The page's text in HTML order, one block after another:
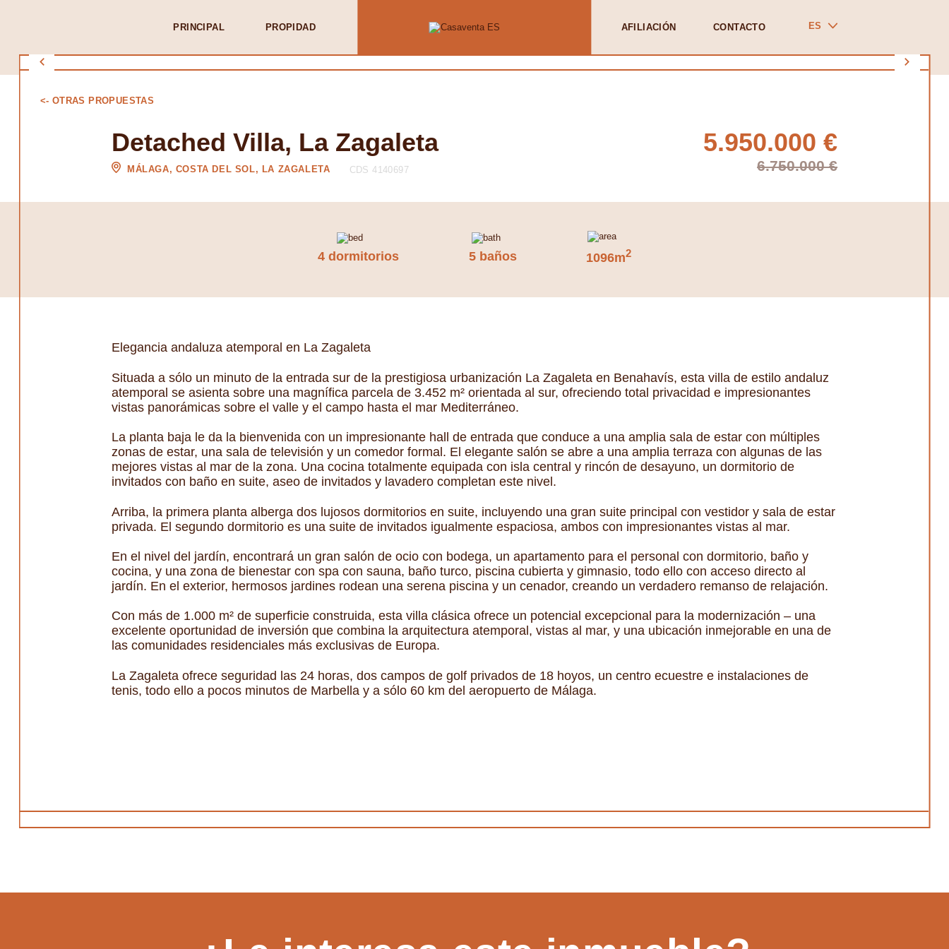
PRINCIPAL PROPIDAD AFILIACIÓN CONTACTO ES
<- OTRAS PROPUESTAS
Detached Villa, La Zagaleta
MÁLAGA, COSTA DEL SOL, LA ZAGALETA CDS 4140697
5.950.000 €
6.750.000 €
4 dormitorios 5 baños 1096m2
Elegancia andaluza atemporal en La Zagaleta
Situada a sólo un minuto de la entrada sur de la prestigiosa urbanización La Zagaleta en Benahavís, esta villa de estilo andaluz
atemporal se asienta sobre una magnífica parcela de 3.452 m² orientada al sur, ofreciendo total privacidad e impresionantes
vistas panorámicas sobre el valle y el campo hasta el mar Mediterráneo.
La planta baja le da la bienvenida con un impresionante hall de entrada que conduce a una amplia sala de estar con múltiples
zonas de estar, una sala de televisión y un comedor formal. El elegante salón se abre a una amplia terraza con algunas de las
mejores vistas al mar de la zona. Una cocina totalmente equipada con isla central y rincón de desayuno, un dormitorio de
invitados con baño en suite, aseo de invitados y lavadero completan este nivel.
Arriba, la primera planta alberga dos lujosos dormitorios en suite, incluyendo una gran suite principal con vestidor y sala de estar
privada. El segundo dormitorio es una suite de invitados igualmente espaciosa, ambos con impresionantes vistas al mar.
En el nivel del jardín, encontrará un gran salón de ocio con bodega, un apartamento para el personal con dormitorio, baño y
cocina, y una zona de bienestar con spa con sauna, baño turco, piscina cubierta y gimnasio, todo ello con acceso directo al
jardín. En el exterior, hermosos jardines rodean una serena piscina y un cenador, creando un verdadero remanso de relajación.
Con más de 1.000 m² de superficie construida, esta villa clásica ofrece un potencial excepcional para la modernización – una
excelente oportunidad de inversión que combina la arquitectura atemporal, vistas al mar, y una ubicación inmejorable en una de
las comunidades residenciales más exclusivas de Europa.
La Zagaleta ofrece seguridad las 24 horas, dos campos de golf privados de 18 hoyos, un centro ecuestre e instalaciones de
tenis, todo ello a pocos minutos de Marbella y a sólo 60 km del aeropuerto de Málaga.